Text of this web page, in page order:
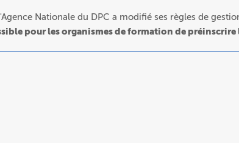
Nationale du DPC a modifié ses règles de
pour les organismes de formation de préinscrire